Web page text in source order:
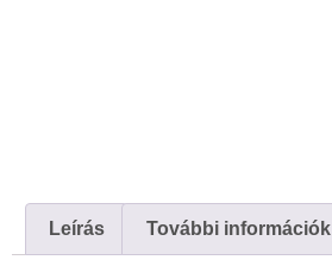
Leírás További információk